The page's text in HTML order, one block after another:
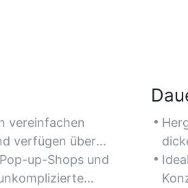
vereinfachen
verfügen über
Mechanismen für
Aufwand bei
up-Shops und
und